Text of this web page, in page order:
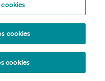
cookies
cookies